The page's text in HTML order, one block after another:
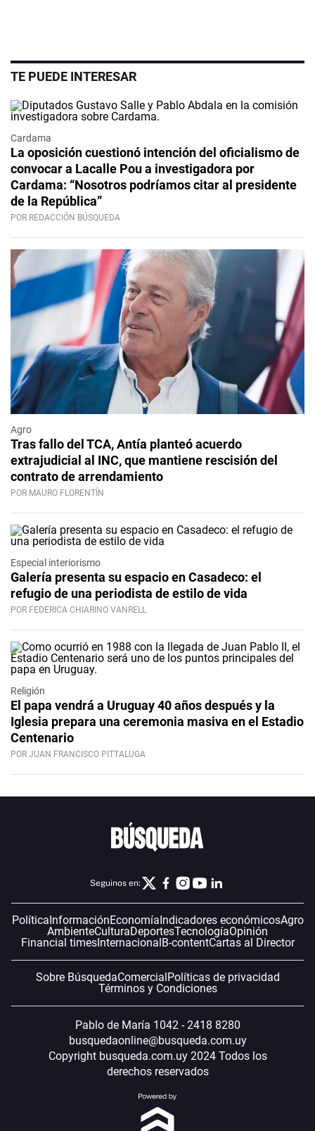
TE PUEDE INTERESAR
Cardama
La oposición cuestionó intención del oficialismo de
convocar a Lacalle Pou a investigadora por
Cardama: “Nosotros podríamos citar al presidente
de la República”
POR REDACCIÓN BÚSQUEDA
Agro
Tras fallo del TCA, Antía planteó acuerdo
extrajudicial al INC, que mantiene rescisión del
contrato de arrendamiento
POR MAURO FLORENTÍN
Especial interiorismo
Galería presenta su espacio en Casadeco: el
refugio de una periodista de estilo de vida
POR FEDERICA CHIARINO VANRELL
Religión
El papa vendrá a Uruguay 40 años después y la
Iglesia prepara una ceremonia masiva en el Estadio
Centenario
POR JUAN FRANCISCO PITTALUGA
Seguinos en:
PolíticaInformaciónEconomíaIndicadores económicosAgro
AmbienteCulturaDeportesTecnologíaOpinión
Financial timesInternacionalB-contentCartas al Director
Sobre BúsquedaComercialPolíticas de privacidad
Términos y Condiciones
Pablo de María 1042 - 2418 8280
busquedaonline@busqueda.com.uy
Copyright busqueda.com.uy 2024 Todos los
derechos reservados